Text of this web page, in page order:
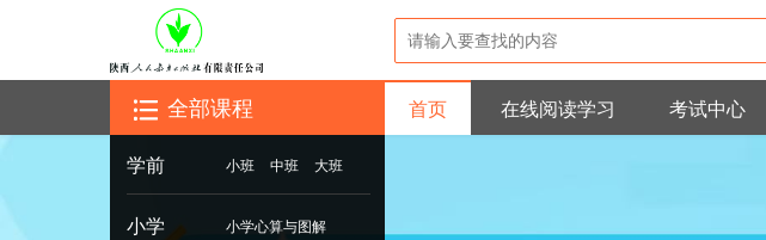
首页 在线阅读学习 考试中心
全部课程
学前 小班 中班 大班
小学 小学心算与图解